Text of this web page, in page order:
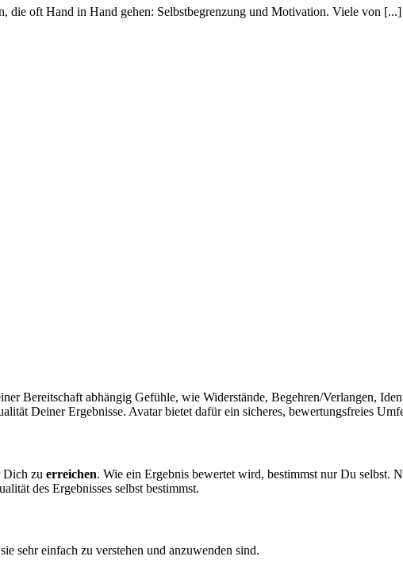
die oft Hand in Hand gehen: Selbstbegrenzung und Motivation. Viele von [...]
Bereitschaft abhängig Gefühle, wie Widerstände, Begehren/Verlangen,
Deiner Ergebnisse. Avatar bietet dafür ein sicheres, bewertungsfreies
Dich zu erreichen. Wie ein Ergebnis bewertet wird, bestimmst nur Du selbst.
des Ergebnisses selbst bestimmst.
sehr einfach zu verstehen und anzuwenden sind.